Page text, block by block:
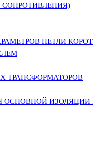
ПЕТЛИ
ТРАНСФОРМАТОРОВ
ОСНОВНОЙ